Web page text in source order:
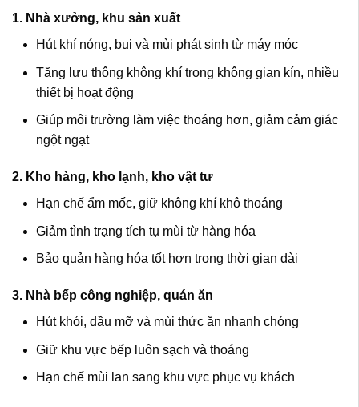
1. Nhà xưởng, khu sản xuất
Hút khí nóng, bụi và mùi phát sinh từ máy móc
Tăng lưu thông không khí trong không gian kín, nhiều
thiết bị hoạt động
Giúp môi trường làm việc thoáng hơn, giảm cảm giác
ngột ngạt
2. Kho hàng, kho lạnh, kho vật tư
Hạn chế ẩm mốc, giữ không khí khô thoáng
Giảm tình trạng tích tụ mùi từ hàng hóa
Bảo quản hàng hóa tốt hơn trong thời gian dài
3. Nhà bếp công nghiệp, quán ăn
Hút khói, dầu mỡ và mùi thức ăn nhanh chóng
Giữ khu vực bếp luôn sạch và thoáng
Hạn chế mùi lan sang khu vực phục vụ khách